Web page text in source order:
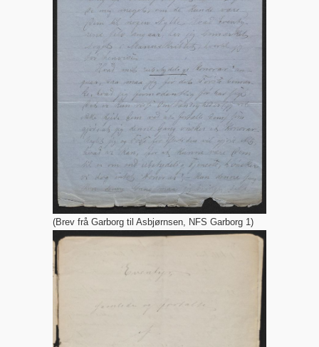
(Brev frå Garborg til Asbjørnsen, NFS Garborg 1)